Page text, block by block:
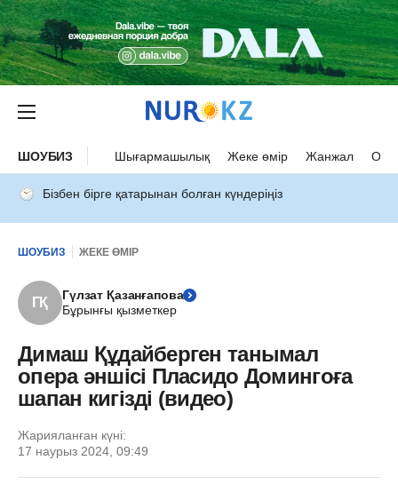
ШОУБИЗ Шығармашылық Жеке өмір Жанжал
Бізбен бірге қатарынан болған күндеріңіз
ШОУБИЗ ЖЕКЕ ӨМІР
ГҚ
Гүлзат Қазанғапова
Бұрынғы қызметкер
Димаш Құдайберген танымал
опера әншісі Пласидо Домингоға
шапан кигізді (видео)
Жарияланған күні:
17 наурыз 2024, 09:49